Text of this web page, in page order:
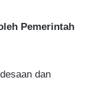
Pemerintah
dan